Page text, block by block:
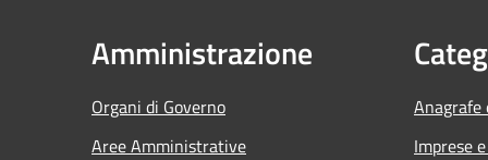
Amministrazione
Organi di Governo
Aree Amministrative
Imprese